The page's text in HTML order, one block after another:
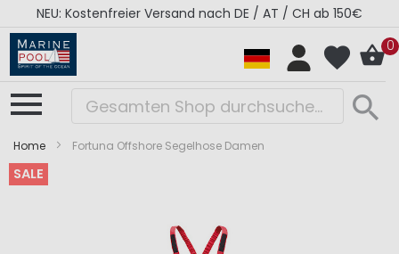
NEU: Kostenfreier Versand nach DE / AT / CH ab 150€
0
Home Fortuna Offshore Segelhose Damen
SALE
Zum
Zum